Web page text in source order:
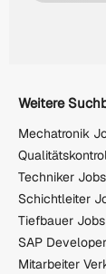
Weitere
Mechatronik
Techniker Jobs
Schichtleiter
Tiefbauer Jobs
SAP
Mitarbeiter